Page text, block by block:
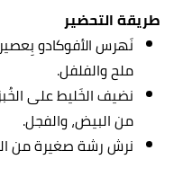
طريقة التحضير
نَهرس الأفوكادو
ملح والفلفل.
نضيف الخَليط على
من البيض، والفجل.
نرش رشة صغيرة من